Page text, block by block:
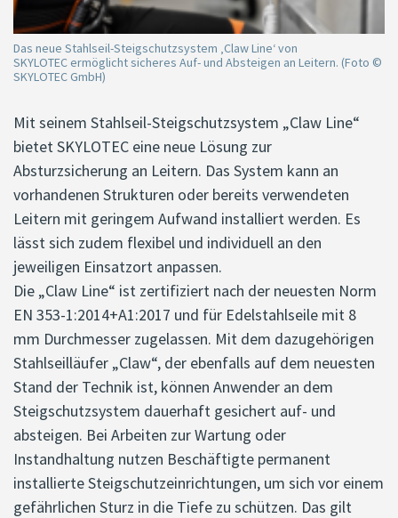
Das neue Stahlseil-Steigschutzsystem ‚Claw Line‘ von
SKYLOTEC ermöglicht sicheres Auf- und Absteigen an Leitern. (Foto ©
SKYLOTEC GmbH)
Mit seinem Stahlseil-Steigschutzsystem „Claw Line“
bietet SKYLOTEC eine neue Lösung zur
Absturzsicherung an Leitern. Das System kann an
vorhandenen Strukturen oder bereits verwendeten
Leitern mit geringem Aufwand installiert werden. Es
lässt sich zudem flexibel und individuell an den
jeweiligen Einsatzort anpassen.
Die „Claw Line“ ist zertifiziert nach der neuesten Norm
EN 353-1:2014+A1:2017 und für Edelstahlseile mit 8
mm Durchmesser zugelassen. Mit dem dazugehörigen
Stahlseilläufer „Claw“, der ebenfalls auf dem neuesten
Stand der Technik ist, können Anwender an dem
Steigschutzsystem dauerhaft gesichert auf- und
absteigen. Bei Arbeiten zur Wartung oder
Instandhaltung nutzen Beschäftigte permanent
installierte Steigschutzeinrichtungen, um sich vor einem
gefährlichen Sturz in die Tiefe zu schützen. Das gilt